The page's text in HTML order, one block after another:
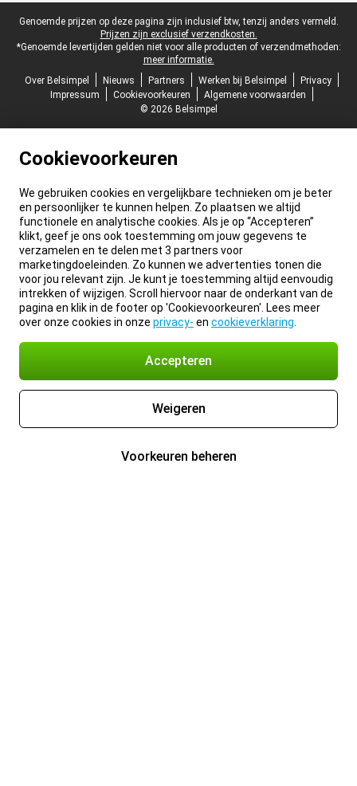
Juridische voettekst
Genoemde prijzen op deze pagina zijn inclusief btw, tenzij anders vermeld.
Prijzen zijn exclusief verzendkosten.
*Genoemde levertijden gelden niet voor alle producten of verzendmethoden:
meer informatie.
Over Belsimpel
Nieuws Partners Werken bij Belsimpel
Privacy
Impressum
Cookievoorkeuren
Algemene voorwaarden
© 2026 Belsimpel
Cookievoorkeuren
We gebruiken cookies en vergelijkbare technieken om je beter
en persoonlijker te kunnen helpen. Zo plaatsen we altijd
functionele en analytische cookies. Als je op “Accepteren”
klikt, geef je ons ook toestemming om jouw gegevens te
verzamelen en te delen met 3 partners voor
marketingdoeleinden. Zo kunnen we advertenties tonen die
voor jou relevant zijn. Je kunt je toestemming altijd eenvoudig
intrekken of wijzigen. Scroll hiervoor naar de onderkant van de
pagina en klik in de footer op 'Cookievoorkeuren'. Lees meer
over onze cookies in onze privacy- en cookieverklaring
Accepteren
Weigeren
Voorkeuren beheren